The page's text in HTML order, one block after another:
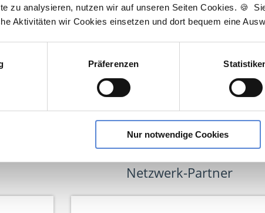
zu analysieren, nutzen wir auf unseren Seiten Cookies. 🍪
Aktivitäten wir Cookies einsetzen und dort bequem eine
Präferenzen
Nur notwendige Cookies
Wir sind Unterstützer
Netzwerk-Partner